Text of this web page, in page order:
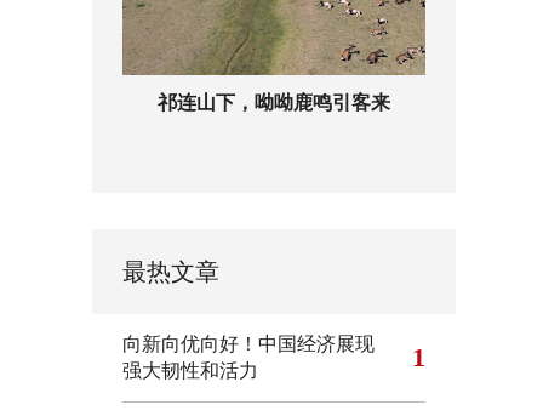
祁连山下，呦呦鹿鸣引客来
最热文章
向新向优向好！中国经济展现
强大韧性和活力
1